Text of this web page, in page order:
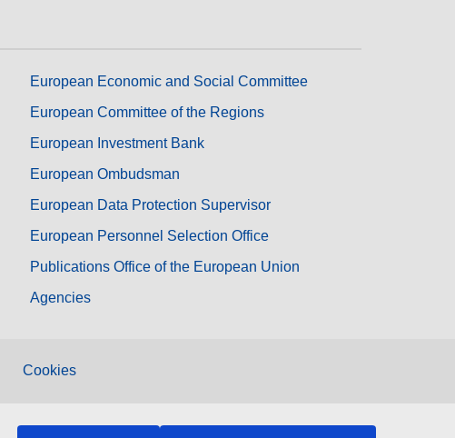
European Economic and Social Committee
European Committee of the Regions
European Investment Bank
European Ombudsman
European Data Protection Supervisor
European Personnel Selection Office
Publications Office of the European Union
Agencies
Cookies